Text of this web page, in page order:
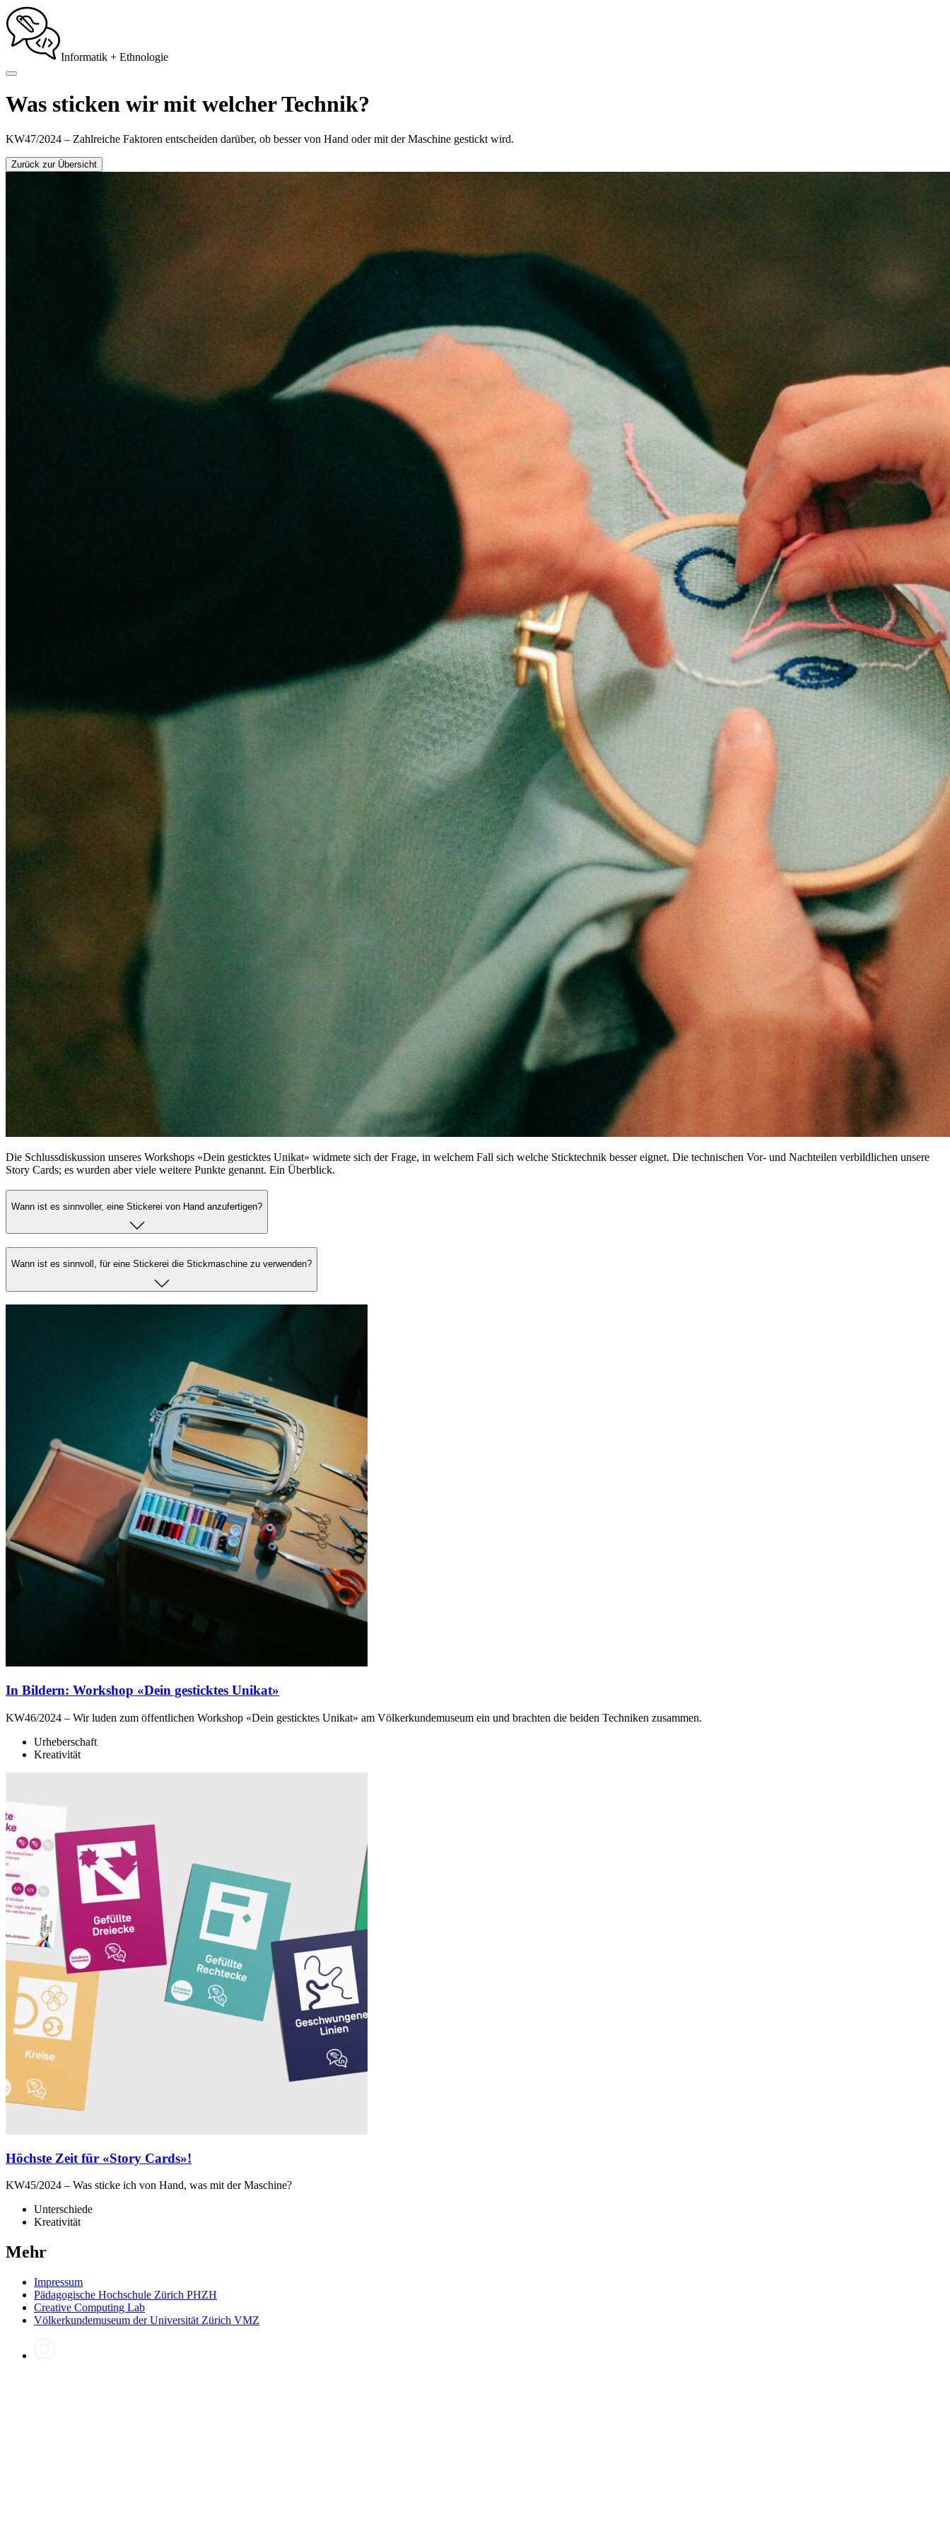
Informatik + Ethnologie
Was sticken wir mit welcher Technik?
KW47/2024 – Zahlreiche Faktoren entscheiden darüber, ob besser von Hand oder mit der Maschine gestickt wird.
Zurück zur Übersicht
Die Schlussdiskussion unseres Workshops «Dein gesticktes Unikat» widmete sich der Frage, in welchem Fall sich welche Sticktechnik besser eignet. Die technischen Vor- und Nachteilen verbildlichen unsere
Story Cards; es wurden aber viele weitere Punkte genannt. Ein Überblick.
Wann ist es sinnvoller, eine Stickerei von Hand anzufertigen?
Wann ist es sinnvoll, für eine Stickerei die Stickmaschine zu verwenden?
In Bildern: Workshop «Dein gesticktes Unikat»
KW46/2024 – Wir luden zum öffentlichen Workshop «Dein gesticktes Unikat» am Völkerkundemuseum ein und brachten die beiden Techniken zusammen.
Urheberschaft
Kreativität
Höchste Zeit für «Story Cards»!
KW45/2024 – Was sticke ich von Hand, was mit der Maschine?
Unterschiede
Kreativität
Mehr
Impressum
Pädagogische Hochschule Zürich PHZH
Creative Computing Lab
Völkerkundemuseum der Universität Zürich VMZ